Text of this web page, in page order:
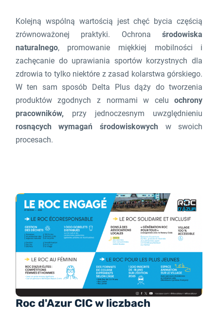
Kolejną wspólną wartością jest chęć bycia częścią
zrównoważonej praktyki. Ochronaśrodowiska
naturalnego, promowanie miękkiej mobilności i
zachęcanie do uprawiania sportów korzystnych dla
zdrowia to tylko niektóre z zasad kolarstwa górskiego.
W ten sam sposób Delta Plus dąży do tworzenia
produktów zgodnych z normami w celuochrony
pracowników, przy jednoczesnym uwzględnieniu
rosnących wymagań środowiskowych w swoich
procesach.
Roc d'Azur CIC w liczbach